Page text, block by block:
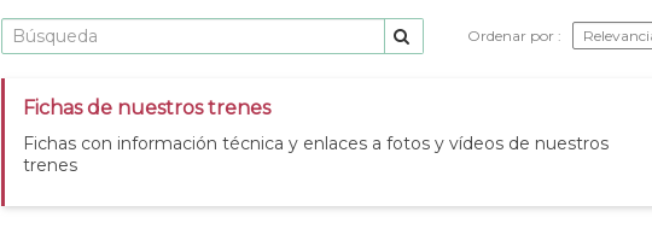
Ordenar por
Fichas de nuestros trenes
Fichas con información técnica y enlaces a fotos y vídeos de nuestros
trenes